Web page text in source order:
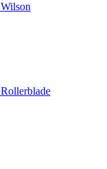
Wilson
Rollerblade